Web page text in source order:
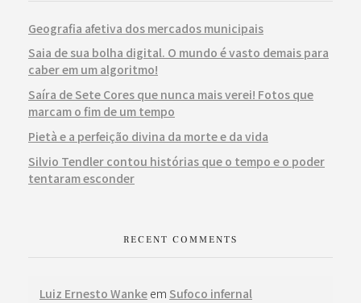
Geografia afetiva dos mercados municipais
Saia de sua bolha digital. O mundo é vasto demais para
caber em um algoritmo!
Saíra de Sete Cores que nunca mais verei! Fotos que
marcam o fim de um tempo
Pietà e a perfeição divina da morte e da vida
Silvio Tendler contou histórias que o tempo e o poder
tentaram esconder
RECENT COMMENTS
Luiz Ernesto Wanke em Sufoco infernal